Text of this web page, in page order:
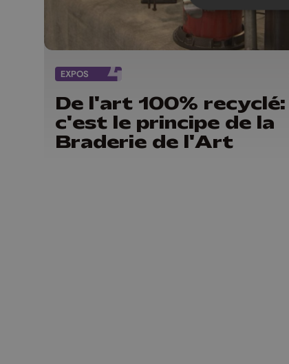
EXPOS
De l'art 100% recyclé:
c'est le principe de la
Braderie de l'Art